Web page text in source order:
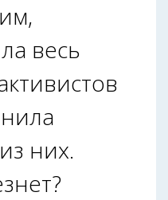
весь
них.